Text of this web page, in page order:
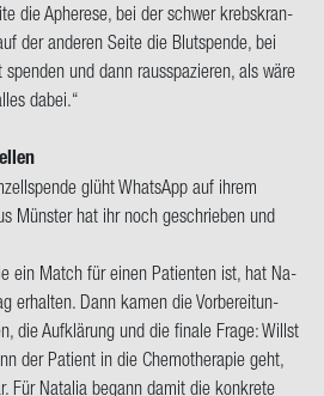
die Aphe­re­se, bei der schwer krebs­kran­
der an­de­ren Seite die Blut­spen­de, bei
und dann raus­spa­zie­ren, als wäre
dabei.“
glüht Whats­App auf ihrem
Müns­ter hat ihr noch ge­schrie­ben und
ein Match für einen Pa­ti­en­ten ist, hat Na­
er­hal­ten. Dann kamen die Vor­be­rei­tun­
die Auf­klä­rung und die fi­na­le Frage: Willst
der Pa­ti­ent in die Che­mo­the­ra­pie geht,
Für Na­ta­lia be­gann damit die kon­kre­te